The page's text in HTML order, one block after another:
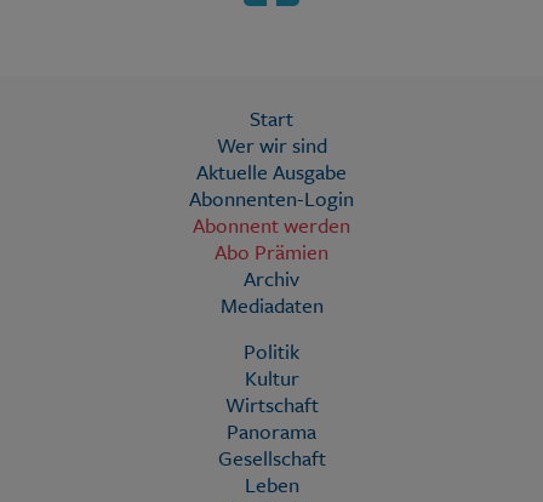
Start
Wer wir sind
Aktuelle Ausgabe
Abonnenten-Login
Abonnent werden
Abo Prämien
Archiv
Mediadaten
Politik
Kultur
Wirtschaft
Panorama
Gesellschaft
Leben